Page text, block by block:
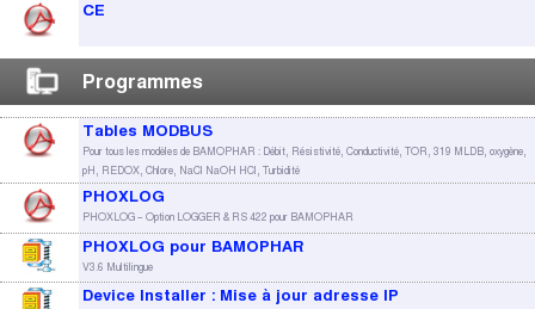
CE
Programmes
Tables MODBUS
Pour tous les modèles de BAMOPHAR : Débit, Résistivité, Conductivité, TOR, 319 MLDB, oxygène,
pH, REDOX, Chlore, NaCl NaOH HCl, Turbidité
PHOXLOG
PHOXLOG – Option LOGGER & RS 422 pour BAMOPHAR
PHOXLOG pour BAMOPHAR
V3.6 Multilingue
Device Installer : Mise à jour adresse IP